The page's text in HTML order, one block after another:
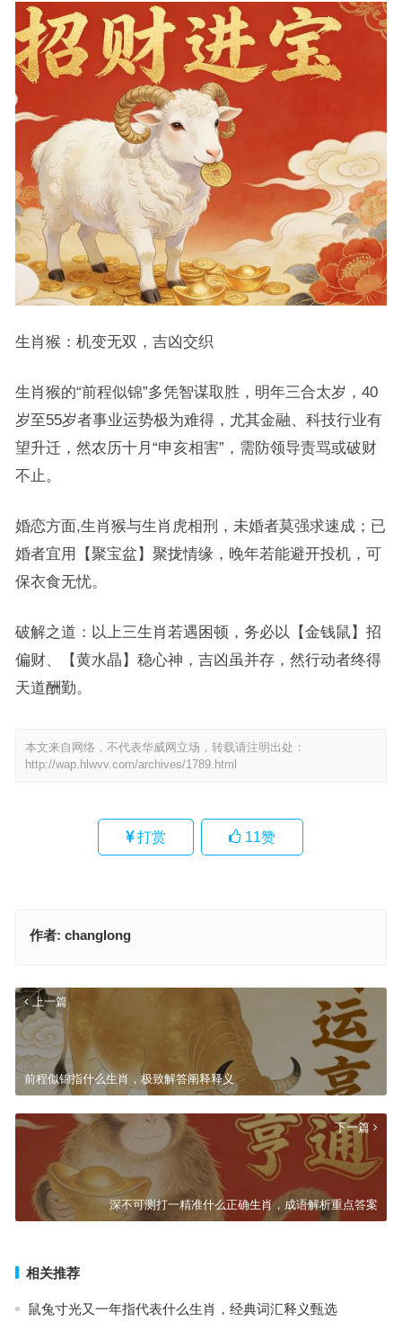
生肖猴：机变无双，吉凶交织
生肖猴的“前程似锦”多凭智谋取胜，明年三合太岁，40
岁至55岁者事业运势极为难得，尤其金融、科技行业有
望升迁，然农历十月“申亥相害”，需防领导责骂或破财
不止。
婚恋方面,生肖猴与生肖虎相刑，未婚者莫强求速成；已
婚者宜用【聚宝盆】聚拢情缘，晚年若能避开投机，可
保衣食无忧。
破解之道：以上三生肖若遇困顿，务必以【金钱鼠】招
偏财、【黄水晶】稳心神，吉凶虽并存，然行动者终得
天道酬勤。
本文来自网络，不代表华威网立场，转载请注明出处：
http://wap.hlwvv.com/archives/1789.html
打赏 11赞
作者: changlong
上一篇
前程似锦指什么生肖，极致解答阐释释义
下一篇
深不可测打一精准什么正确生肖，成语解析重点答案
相关推荐
鼠兔寸光又一年指代表什么生肖，经典词汇释义甄选